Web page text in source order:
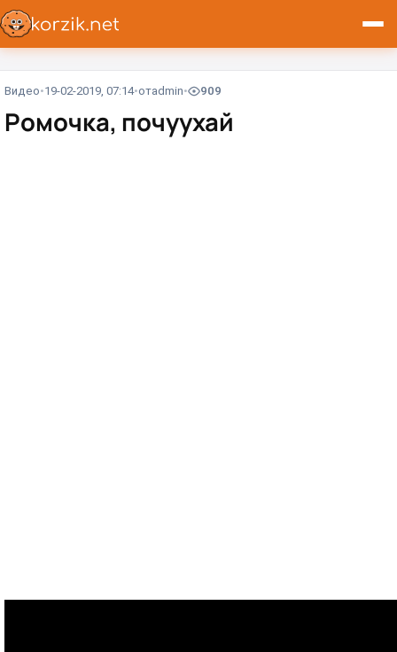
Видео 19-02-2019, 07:14 отadmin 909
Ромочка, почуухай